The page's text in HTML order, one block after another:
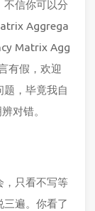
不信你可以分
Aggrega
Matrix Agg
有假，欢迎
题，毕竟我自
对错。
，只看不写等
遍。你看了